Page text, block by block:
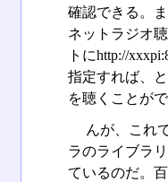
確認できる。
ネットラジオ
トにhttp://
指定すれば、
を聴くことがで
んが、これ
ラのライブラ
ているのだ。